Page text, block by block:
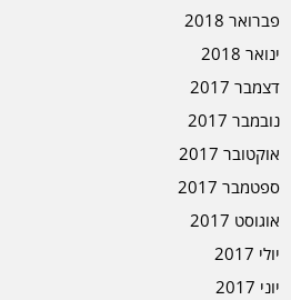
פברואר 2018
ינואר 2018
דצמבר 2017
נובמבר 2017
אוקטובר 2017
ספטמבר 2017
אוגוסט 2017
יולי 2017
יוני 2017